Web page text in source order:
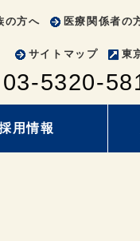
の方へ 医療関係者の
サイトマップ 東
03-5320-
用情報